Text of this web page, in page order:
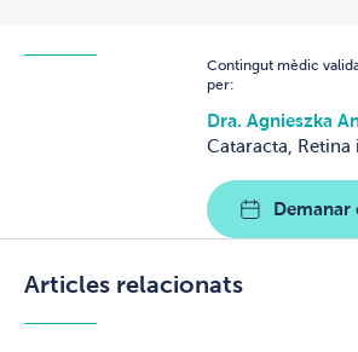
Contingut mèdic
per:
Dra. Agnieszka
Cataracta, Retina
Demanar
Articles relacionats